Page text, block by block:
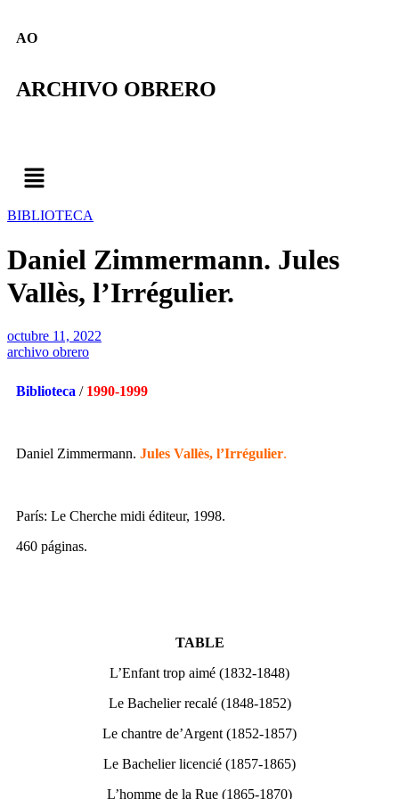
AO
ARCHIVO OBRERO
BIBLIOTECA
Daniel Zimmermann. Jules
Vallès, l’Irrégulier.
octubre 11, 2022
archivo obrero
Biblioteca / 1990-1999
Daniel Zimmermann. Jules Vallès, l’Irrégulier.
París: Le Cherche midi éditeur, 1998.
460 páginas.
TABLE
L’Enfant trop aimé (1832-1848)
Le Bachelier recalé (1848-1852)
Le chantre de’Argent (1852-1857)
Le Bachelier licencié (1857-1865)
L’homme de la Rue (1865-1870)